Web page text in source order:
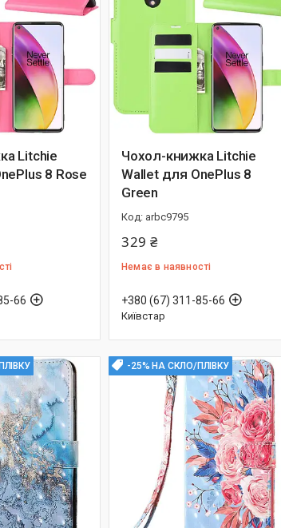
Litchie
8 Rose
66
Чохол-книжка Litchie
Wallet для OnePlus 8
Green
arbc9795
329 ₴
Немає в наявності
+380 (67) 311-85-66
Київстар
-25% НА СКЛО/ПЛІВКУ